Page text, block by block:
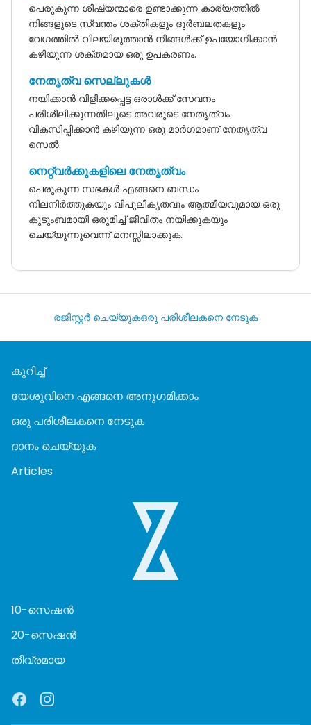
പെരുകുന്ന ശിഷ്യന്മാരെ ഉണ്ടാക്കുന്ന കാര്യത്തിൽ
നിങ്ങളുടെ സ്വന്തം ശക്തികളും ദുർബലതകളും
വേഗത്തിൽ വിലയിരുത്താൻ നിങ്ങൾക്ക് ഉപയോഗിക്കാൻ
കഴിയുന്ന ശക്തമായ ഒരു ഉപകരണം.
നേതൃത്വ സെല്ലുകൾ
നയിക്കാൻ വിളിക്കപ്പെട്ട ഒരാൾക്ക് സേവനം
പരിശീലിക്കുന്നതിലൂടെ അവരുടെ നേതൃത്വം
വികസിപ്പിക്കാൻ കഴിയുന്ന ഒരു മാർഗമാണ് നേതൃത്വ
സെൽ.
നെറ്റ്‌വർക്കുകളിലെ നേതൃത്വം
പെരുകുന്ന സഭകൾ എങ്ങനെ ബന്ധം
നിലനിർത്തുകയും വിപുലീകൃതവും ആത്മീയവുമായ ഒരു
കുടുംബമായി ഒരുമിച്ച് ജീവിതം നയിക്കുകയും
ചെയ്യുന്നുവെന്ന് മനസ്സിലാക്കുക.
രജിസ്റ്റർ ചെയ്യുകഒരു പരിശീലകനെ നേടുക
കുറിച്ച്
യേശുവിനെ എങ്ങനെ അനുഗമിക്കാം
ഒരു പരിശീലകനെ നേടുക
ദാനം ചെയ്യുക
Articles
10-സെഷൻ
20-സെഷൻ
തീവ്രമായ